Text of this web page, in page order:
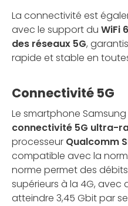
La connectivité est
avec le support du WiFi
des réseaux 5G,
rapide et stable en
Connectivité 5G
Le smartphone
connectivité 5G ultra-
processeur Qualcomm
compatible avec la
norme permet des
supérieurs à la 4G, avec
atteindre 3,45 Gbit par